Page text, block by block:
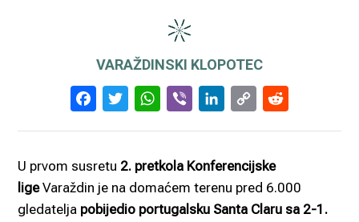
VARAŽDINSKI KLOPOTEC
Facebook
Twitter
WhatsApp
ViberLinkedIn
Copy
Link
U prvom susretu 2. pretkola Konferencijske
ligeVaraždin je na domaćem terenu pred 6.000
gledatelja pobijedio portugalsku Santa Claru sa 2-1.